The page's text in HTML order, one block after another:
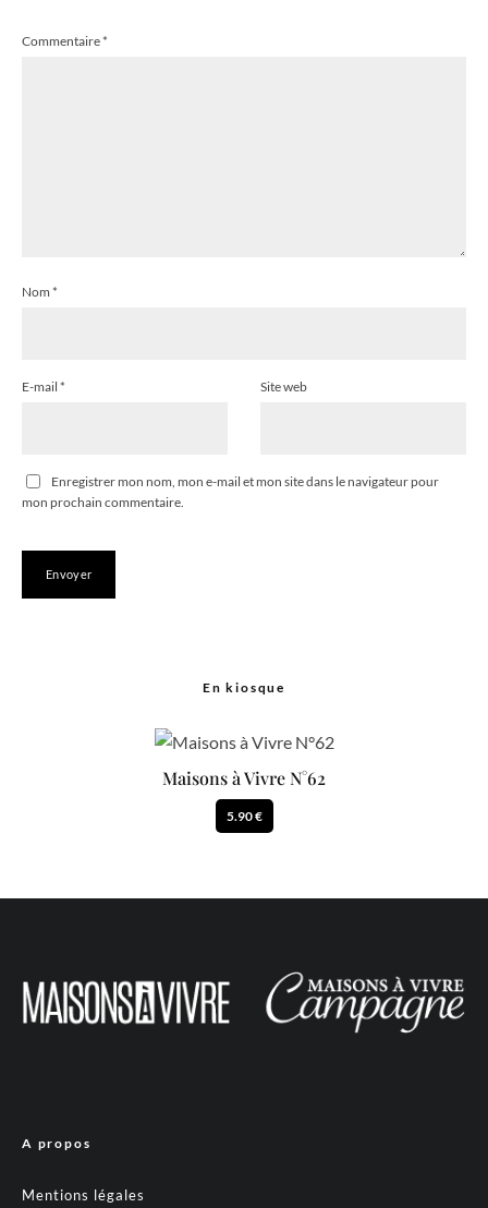
Commentaire*
Nom *
E-mail * Site web
Enregistrer mon nom, mon e-mail et mon site dans le navigateur pour
mon prochain commentaire.
En kiosque
Maisons à Vivre N°62
5.90 €
A propos
Mentions légales